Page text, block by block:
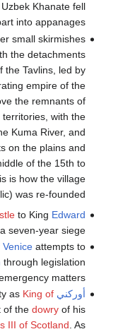
Uzbek Khanate fell
into appanages.
small skirmishes
the detachments
the Tavlins, led by
empire of the
the remnants of
with the
Kuma River, and
on the plains and
of the 15th to
is how the village
was re-founded.
to King Edward
seven-year siege.
attempts to
through legislation
matters.
أوركني is
as King of
of the dowryof his
III of Scotland. As